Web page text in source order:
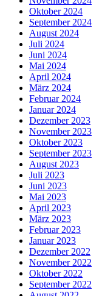
Oktober 2024
September 2024
August 2024
Juli 2024
Juni 2024
Mai 2024
April 2024
März 2024
Februar 2024
Januar 2024
Dezember 2023
November 2023
Oktober 2023
September 2023
August 2023
Juli 2023
Juni 2023
Mai 2023
April 2023
März 2023
Februar 2023
Januar 2023
Dezember 2022
November 2022
Oktober 2022
September 2022